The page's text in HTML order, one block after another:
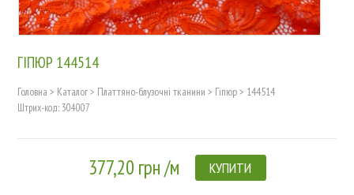
ГІПЮР 144514
Головна > Каталог> Платтяно-блузочні тканини > Гіпюр> 144514
Штрих-код: 304007
377,20 грн /м КУПИТИ